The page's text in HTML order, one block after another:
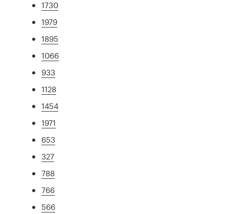
1730
1979
1895
1066
933
1128
1454
1971
653
327
788
766
566